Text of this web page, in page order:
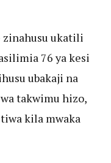
zinahusu ukatili
76 ya kesi
ubakaji na
takwimu hizo,
kila mwaka